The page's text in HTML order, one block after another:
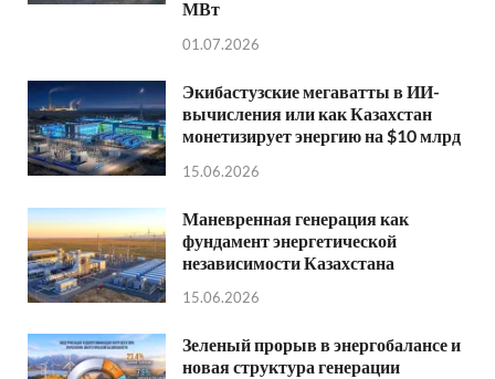
МВт
01.07.2026
Экибастузские мегаватты в ИИ-
вычисления или как Казахстан
монетизирует энергию на $10 млрд
15.06.2026
Маневренная генерация как
фундамент энергетической
независимости Казахстана
15.06.2026
Зеленый прорыв в энергобалансе и
новая структура генерации